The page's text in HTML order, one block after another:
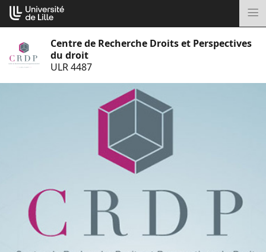
Aller
au
Centre de Recherche Droits et Perspectives
du droit
ULR 4487
Cookies management panel